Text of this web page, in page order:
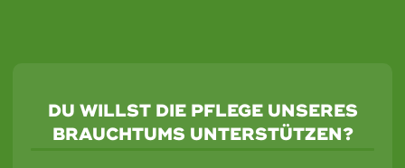
DU WILLST DIE PFLEGE UNSERES
BRAUCHTUMS UNTERSTÜTZEN?